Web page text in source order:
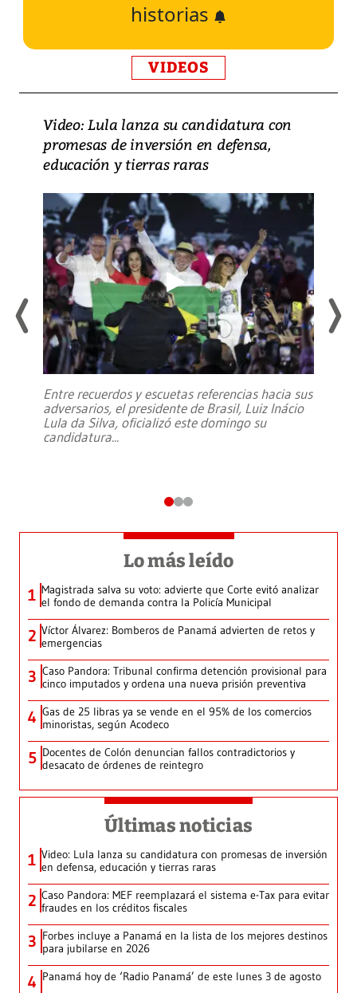
historias
VIDEOS
Video: Lula lanza su candidatura con
promesas de inversión en defensa,
educación y tierras raras
Entre recuerdos y escuetas referencias hacia sus
adversarios, el presidente de Brasil, Luiz Inácio
Lula da Silva, oficializó este domingo su
candidatura...
Lo más leído
1 Magistrada salva su voto: advierte que Corte evitó analizar
el fondo de demanda contra la Policía Municipal
2 Víctor Álvarez: Bomberos de Panamá advierten de retos y
emergencias
3 Caso Pandora: Tribunal confirma detención provisional para
cinco imputados y ordena una nueva prisión preventiva
4 Gas de 25 libras ya se vende en el 95% de los comercios
minoristas, según Acodeco
5 Docentes de Colón denuncian fallos contradictorios y
desacato de órdenes de reintegro
Últimas noticias
1 Video: Lula lanza su candidatura con promesas de inversión
en defensa, educación y tierras raras
2 Caso Pandora: MEF reemplazará el sistema e-Tax para evitar
fraudes en los créditos fiscales
3 Forbes incluye a Panamá en la lista de los mejores destinos
para jubilarse en 2026
4 Panamá hoy de ‘Radio Panamá’ de este lunes 3 de agosto